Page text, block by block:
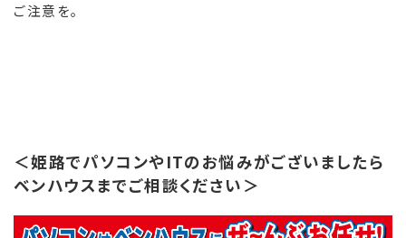
ご注意を。
＜姫路でパソコンやITのお悩みがございましたら
ベンハウスまでご相談ください＞